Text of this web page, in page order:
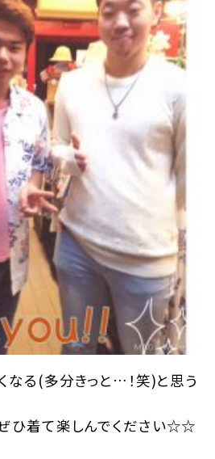
なる(多分きっと…！笑)と思う
ひ着て楽しんでください☆☆